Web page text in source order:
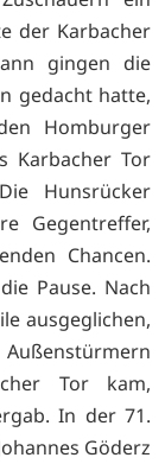
der Karbacher
gingen die
gedacht hatte,
Homburger
Karbacher Tor
Hunsrücker
Gegentreffer,
Chancen.
Pause. Nach
ausgeglichen,
Tor kam,
In der 71.
Göderz